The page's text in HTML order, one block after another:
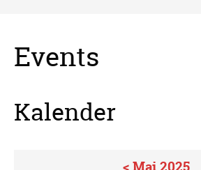
Events
Kalender
< Mai 2025